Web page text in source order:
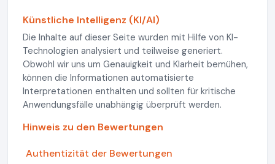
Künstliche Intelligenz (KI/AI)
Die Inhalte auf dieser Seite wurden mit Hilfe von KI-
Technologien analysiert und teilweise generiert.
Obwohl wir uns um Genauigkeit und Klarheit bemühen,
können die Informationen automatisierte
Interpretationen enthalten und sollten für kritische
Anwendungsfälle unabhängig überprüft werden.
Hinweis zu den Bewertungen
Authentizität der Bewertungen